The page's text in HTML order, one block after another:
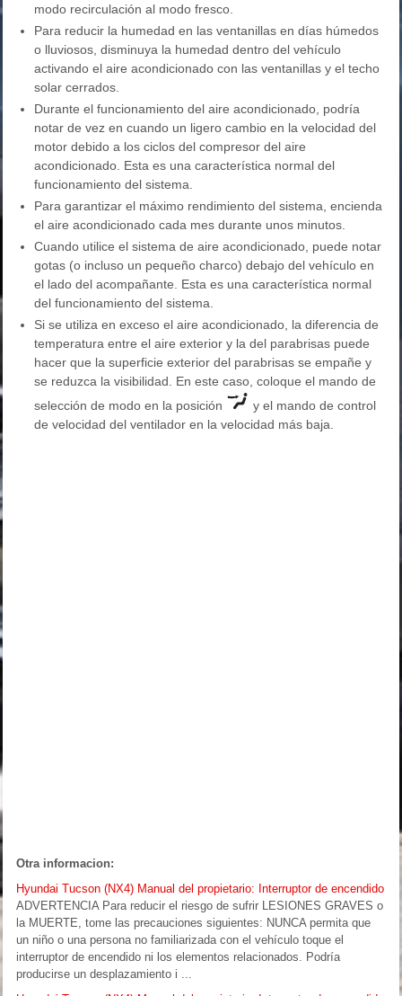
modo recirculación al modo fresco.
Para reducir la humedad en las ventanillas en días húmedos
o lluviosos, disminuya la humedad dentro del vehículo
activando el aire acondicionado con las ventanillas y el techo
solar cerrados.
Durante el funcionamiento del aire acondicionado, podría
notar de vez en cuando un ligero cambio en la velocidad del
motor debido a los ciclos del compresor del aire
acondicionado. Esta es una característica normal del
funcionamiento del sistema.
Para garantizar el máximo rendimiento del sistema, encienda
el aire acondicionado cada mes durante unos minutos.
Cuando utilice el sistema de aire acondicionado, puede notar
gotas (o incluso un pequeño charco) debajo del vehículo en
el lado del acompañante. Esta es una característica normal
del funcionamiento del sistema.
Si se utiliza en exceso el aire acondicionado, la diferencia de
temperatura entre el aire exterior y la del parabrisas puede
hacer que la superficie exterior del parabrisas se empañe y
se reduzca la visibilidad. En este caso, coloque el mando de
selección de modo en la posición
y el mando de control
de velocidad del ventilador en la velocidad más baja.
Otra informacion:
Hyundai Tucson (NX4) Manual del propietario: Interruptor de encendido
ADVERTENCIA Para reducir el riesgo de sufrir LESIONES GRAVES o
la MUERTE, tome las precauciones siguientes: NUNCA permita que
un niño o una persona no familiarizada con el vehículo toque el
interruptor de encendido ni los elementos relacionados. Podría
producirse un desplazamiento i ...